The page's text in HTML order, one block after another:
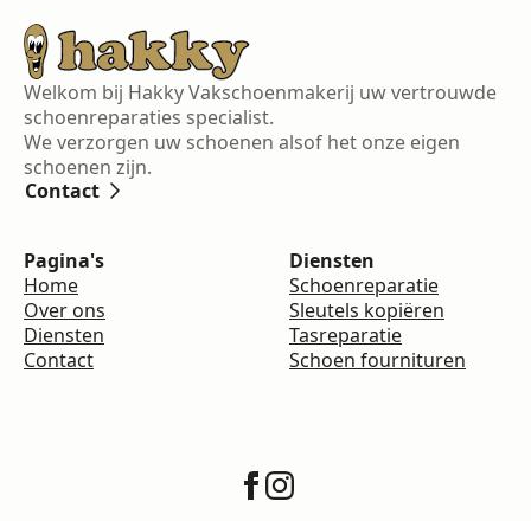
Welkom bij Hakky Vakschoenmakerij uw vertrouwde
schoenreparaties specialist.
We verzorgen uw schoenen alsof het onze eigen
schoenen zijn.
Contact
Pagina's
Home
Over ons
Diensten
Contact
Diensten
Schoenreparatie
Sleutels kopiëren
Tasreparatie
Schoen fournituren